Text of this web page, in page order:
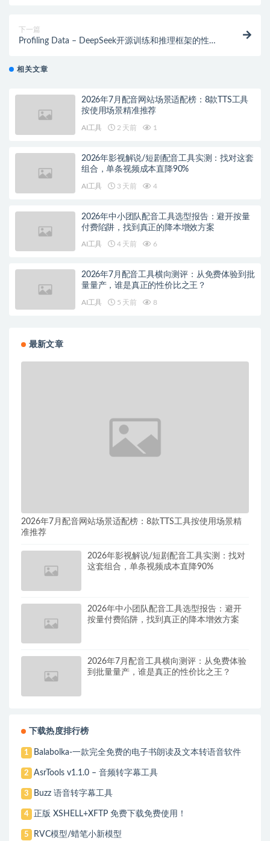
下一篇
Profiling Data – DeepSeek开源训练和推理框架的性能
相关文章
2026年7月配音网站场景适配榜：8款TTS工具
按使用场景精准推荐
AI工具 2 天前 1
2026年影视解说/短剧配音工具实测：找对这套
组合，单条视频成本直降90%
AI工具 3 天前 4
2026年中小团队配音工具选型报告：避开按量
付费陷阱，找到真正的降本增效方案
AI工具 4 天前 6
2026年7月配音工具横向测评：从免费体验到批
量量产，谁是真正的性价比之王？
AI工具 5 天前 8
最新文章
2026年7月配音网站场景适配榜：8款TTS工具按使用场景精
准推荐
2026年影视解说/短剧配音工具实测：找对
这套组合，单条视频成本直降90%
2026年中小团队配音工具选型报告：避开
按量付费陷阱，找到真正的降本增效方案
2026年7月配音工具横向测评：从免费体验
到批量量产，谁是真正的性价比之王？
下载热度排行榜
1 Balabolka-一款完全免费的电子书朗读及文本转语音软件
2 AsrTools v1.1.0 – 音频转字幕工具
3 Buzz 语音转字幕工具
4 正版 XSHELL+XFTP 免费下载免费使用！
5 RVC模型/蜡笔小新模型